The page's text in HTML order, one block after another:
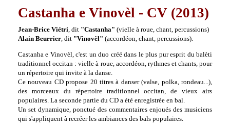
Castanha e Vinovèl - CV (2013)
Jean-Brice Viétri, dit "Castanha" (vielle à roue, chant, percussions)
Alain Beurrier, dit "Vinovèl" (accordéon, chant, percussions).
Castanha e Vinovèl, c'est un duo créé dans le plus pur esprit du balèti
traditionnel occitan : vielle à roue, accordéon, rythmes et chants, pour
un répertoire qui invite à la danse.
Ce nouveau CD propose 20 titres à danser (valse, polka, rondeau...),
des morceaux du répertoire traditionnel occitan, de vieux airs
populaires. La seconde partie du CD a été enregistrée en bal.
Un set dynamique, ponctué des commentaires enjoués des musiciens
qui s'appliquent à recréer les ambiances des bals populaires.